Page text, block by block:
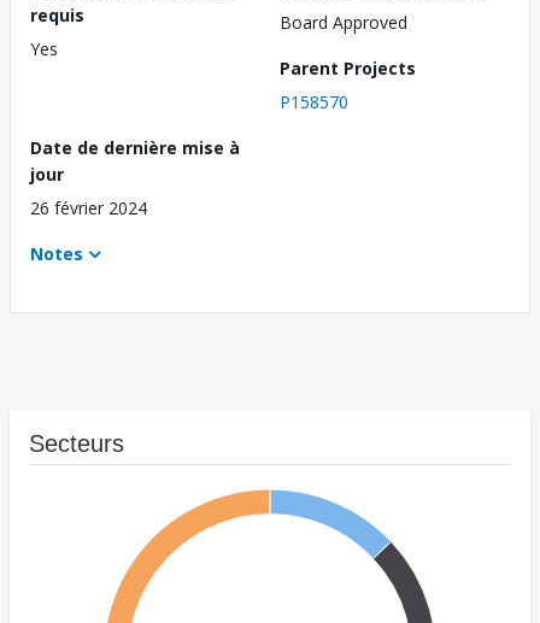
requis
Yes
Board Approved
Parent Projects
P158570
Date de dernière mise à
jour
26 février 2024
Notes
Secteurs